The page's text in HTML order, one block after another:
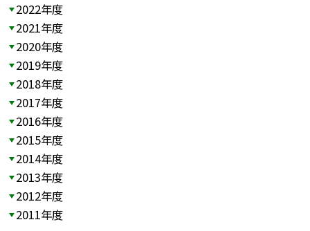
2022年度
2021年度
2020年度
2019年度
2018年度
2017年度
2016年度
2015年度
2014年度
2013年度
2012年度
2011年度